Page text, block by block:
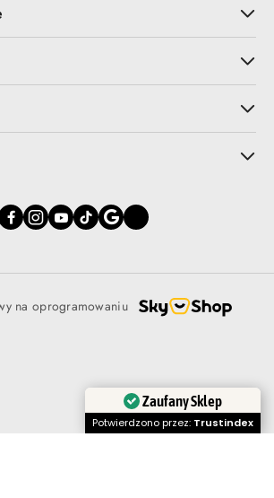
na oprogramowaniu
Zaufany Sklep
Potwierdzono przez: Trustindex